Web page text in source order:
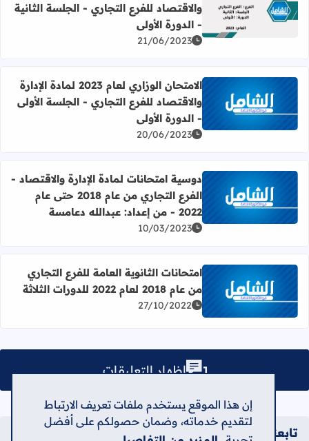
إن هذا الموقع يستخدم ملفات تعريف الارتباط
لتقديم خدماته، وضمان حصولكم على أفضل
اقرأ المزيد عن الامتحان الوزاري لعام 2023 لمادة الإدارة والاقتصاد للفرع التجاري - الجلسة الثانية - الدورة الأولى
والاقتصاد للفرع التجاري - الجلسة الثانية
- الدورة الأولى
21/06/2023
اقرأ المزيد عن الامتحان الوزاري لعام 2023 لمادة الإدارة والاقتصاد للفرع التجاري - الجلسة الأولى - الدورة الأولى
الامتحان الوزاري لعام 2023 لمادة الإدارة
والاقتصاد للفرع التجاري - الجلسة الأولى
- الدورة الأولى
20/06/2023
اقرأ المزيد عن دوسية امتحانات لمادة الإدارة والاقتصاد - الفرع التجاري من عام 2018 حتى عام
دوسية امتحانات لمادة الإدارة والاقتصاد -
الفرع التجاري من عام 2018 حتى عام
2022 - من إعداد: عبدالله دعامسة
10/03/2023
اقرأ المزيد عن امتحانات الثانوية العامة للفرع التجاري من عام 2018 لعام 2022 للدورات الثلاثة
امتحانات الثانوية العامة للفرع التجاري
من عام 2018 لعام 2022 للدورات الثلاثة
27/10/2022
إظهار التعليقات
تابعنا على